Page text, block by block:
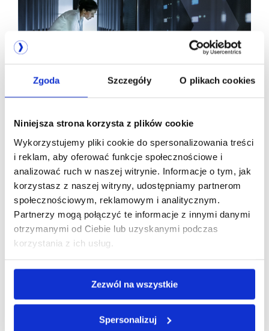
Zgoda Szczegóły O plikach cookies
Niniejsza strona korzysta z plików cookie
Wykorzystujemy pliki cookie do spersonalizowania treści
i reklam, aby oferować funkcje społecznościowe i
analizować ruch w naszej witrynie. Informacje o tym, jak
korzystasz z naszej witryny, udostępniamy partnerom
społecznościowym, reklamowym i analitycznym.
Partnerzy mogą połączyć te informacje z innymi danymi
otrzymanymi od Ciebie lub uzyskanymi podczas
korzystania z ich usług.
Zezwól na wszystkie
Spersonalizuj
Certyfikaty EN 50600 i ISO 22237 -
infrastruktury data center. Przewodnik
po normach i klasach
Jesteśmy
członkiem